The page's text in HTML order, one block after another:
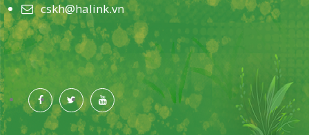
cskh@halink.vn